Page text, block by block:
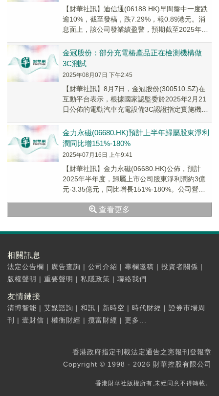
【財華社訊】迪信通(06188.HK)早間盤中一度跌
逾10%，截至發稿，跌7.29%，報0.89港元。消
息面上，該公司發業績盈警，預期截至2025年6
金冠股份：部分充電樁產品正在檢測機構做
3C測試
2025年08月07日 下午2:45
【財華社訊】8月7日，金冠股份(300510.SZ)在
互動平台表示，根據國家認監委於2025年2月21
日公佈的電動汽車充電設備3C認證指定實施機構
金力永磁(06680.HK)預計上半年歸屬股東淨利
潤同比增151%-180%
2025年07月16日 上午9:41
【財華社訊】金力永磁(06680.HK)公佈，預計
2025年半年度，歸屬上市公司股東淨利潤約3億
元-3.35億元，同比增長151%-180%。公司營業
查看更多
相關訊息
法定公告欄 | 廣告查詢 | 公司介紹 | 專欄邀稿 | 投資者關係 |
版權聲明 | 重要聲明 | 私隱政策 | 聯絡我們
友情鏈接
清博智能 | 艾媒諮詢 | 和訊 | 新時空 | 時代財經 | 證券市場周
刊
| 壹財信 | 權衡財經 | 攬富財經 | 更多...
香港政府指定刊載法定通告之憲報刊登報章
Copyright © 1998 - 2026 財華控股有限公司
香港財華社版權所有,未經同意不得轉載。